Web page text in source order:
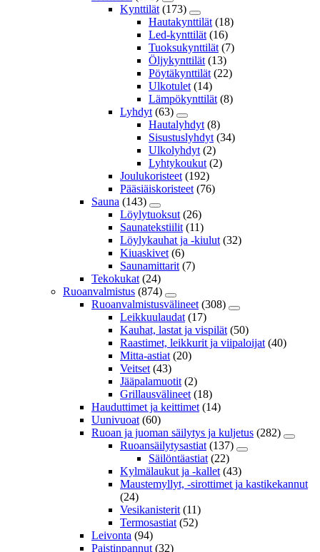
Kynttilät (173)
Hautakynttilät (18)
Led-kynttilät (16)
Tuoksukynttilät (7)
Öljykynttilät (13)
Pöytäkynttilät (22)
Ulkotulet (14)
Lämpökynttilät (8)
Lyhdyt (63)
Hautalyhdyt (8)
Sisustuslyhdyt (34)
Ulkolyhdyt (2)
Lyhtykoukut (2)
Joulukoristeet (192)
Pääsiäiskoristeet (76)
Sauna (143)
Löylytuoksut (26)
Saunatekstiilit (11)
Löylykauhat ja -kiulut (32)
Kiuaskivet (6)
Saunamittarit (7)
Tekokukat (24)
Ruoanvalmistus (874)
Ruoanvalmistusvälineet (308)
Leikkuulaudat (17)
Kauhat, lastat ja vispilät (50)
Raastimet, leikkurit ja viipaloijat (40)
Mitta-astiat (20)
Veitset (43)
Jääpalamuotit (2)
Grillausvälineet (18)
Hauduttimet ja keittimet (14)
Uunivuoat (60)
Ruoan ja juoman säilytys ja kuljetus (282)
Ruoansäilytysastiat (137)
Säilöntäastiat (22)
Kylmälaukut ja -kallet (43)
Maustemyllyt, -sirottimet ja kastikekannut
(24)
Vesikanisterit (11)
Termosastiat (52)
Leivonta (94)
Paistinpannut (32)